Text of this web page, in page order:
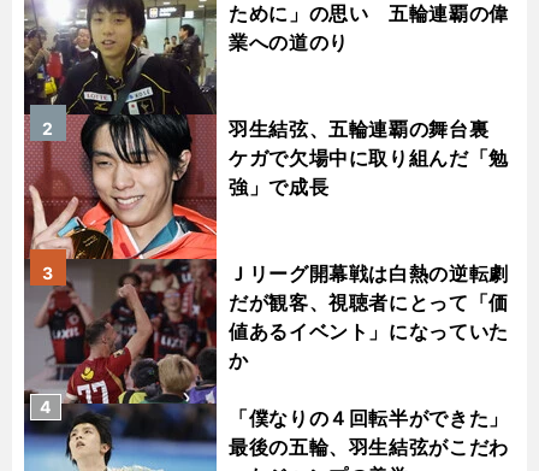
ために」の思い 五輪連覇の偉
業への道のり
羽生結弦、五輪連覇の舞台裏
ケガで欠場中に取り組んだ「勉
強」で成長
2
Ｊリーグ開幕戦は白熱の逆転劇
だが観客、視聴者にとって「価
値あるイベント」になっていた
か
3
「僕なりの４回転半ができた」
最後の五輪、羽生結弦がこだわ
4